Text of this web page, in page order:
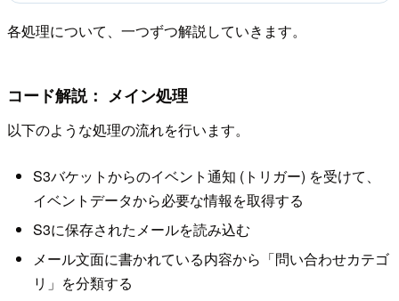
各処理について、一つずつ解説していきます。
コード解説： メイン処理
以下のような処理の流れを行います。
S3バケットからのイベント通知 (トリガー) を受けて、
イベントデータから必要な情報を取得する
S3に保存されたメールを読み込む
メール文面に書かれている内容から「問い合わせカテゴ
リ」を分類する